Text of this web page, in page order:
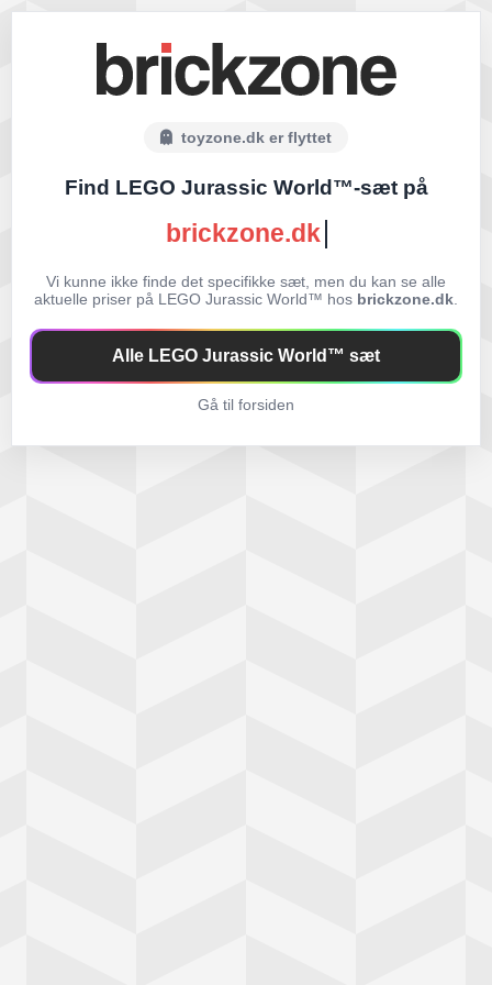
toyzone.dk er flyttet
Find LEGO Jurassic World™-sæt på
brickzone.dk
Vi kunne ikke finde det specifikke sæt, men du kan se alle
aktuelle priser på LEGO Jurassic World™ hos brickzone.dk
Alle LEGO Jurassic World™ sæt
Gå til forsiden